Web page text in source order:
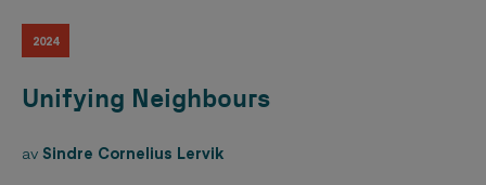
2024
Unifying Neighbours
av Sindre Cornelius Lervik